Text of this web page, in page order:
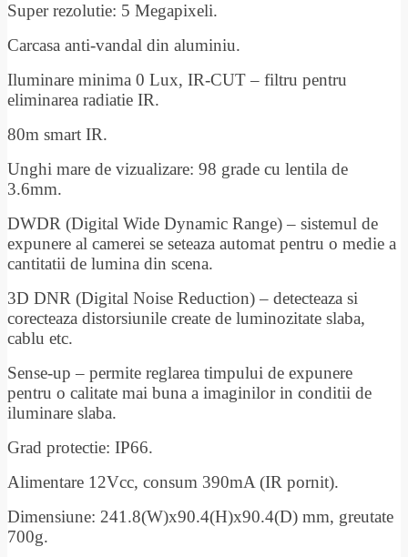
Super rezolutie: 5 Megapixeli.
Carcasa anti-vandal din aluminiu.
Iluminare minima 0 Lux, IR-CUT – filtru pentru
eliminarea radiatie IR.
80m smart IR.
Unghi mare de vizualizare: 98 grade cu lentila de
3.6mm.
DWDR (Digital Wide Dynamic Range) – sistemul de
expunere al camerei se seteaza automat pentru o medie a
cantitatii de lumina din scena.
3D DNR (Digital Noise Reduction) – detecteaza si
corecteaza distorsiunile create de luminozitate slaba,
cablu etc.
Sense-up – permite reglarea timpului de expunere
pentru o calitate mai buna a imaginilor in conditii de
iluminare slaba.
Grad protectie: IP66.
Alimentare 12Vcc, consum 390mA (IR pornit).
Dimensiune: 241.8(W)x90.4(H)x90.4(D) mm, greutate
700g.